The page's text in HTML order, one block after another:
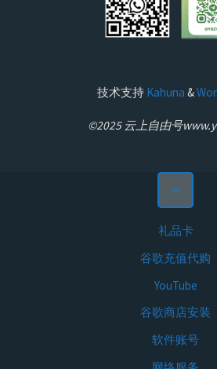
技术支持 Kahuna &
©2025 云上自由号
礼品卡
谷歌充值代购
YouTube
谷歌商店安装
软件账号